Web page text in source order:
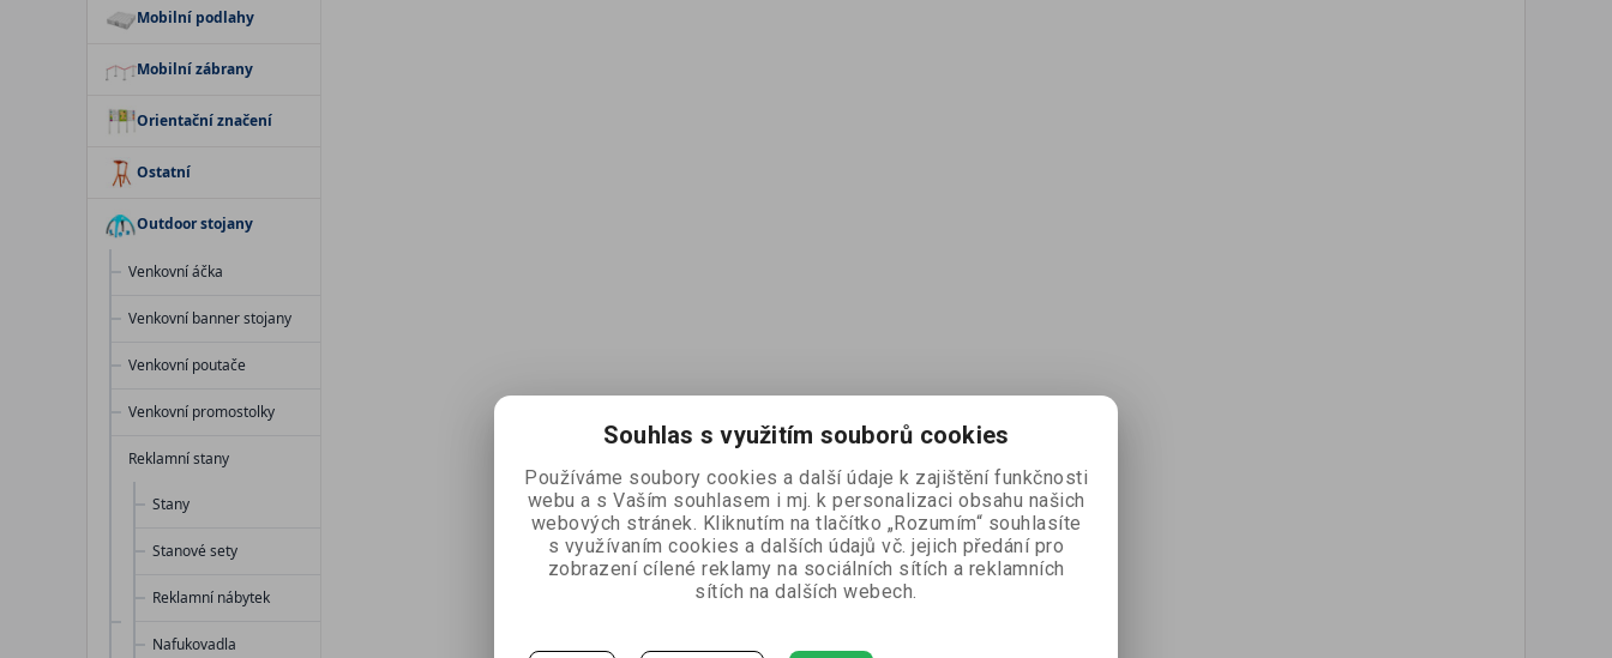
Mobilní podlahy
Mobilní zábrany
Orientační značení
Ostatní
Outdoor stojany
Venkovní áčka
Venkovní banner stojany
Venkovní poutače
Venkovní promostolky
Reklamní stany
Stany
Stanové sety
Reklamní nábytek
Nafukovadla
Souhlas s využitím souborů cookies
Používáme soubory cookies a další údaje k zajištění funkčnosti
webu a s Vaším souhlasem i mj. k personalizaci obsahu našich
webových stránek. Kliknutím na tlačítko „Rozumím“ souhlasíte
s využívaním cookies a dalších údajů vč. jejich předání pro
zobrazení cílené reklamy na sociálních sítích a reklamních
sítích na dalších webech.